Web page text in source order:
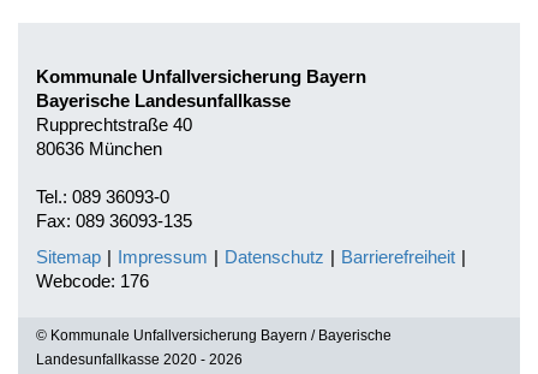
Kommunale Unfallversicherung Bayern
Bayerische Landesunfallkasse
Rupprechtstraße 40
80636 München
Tel.: 089 36093-0
Fax: 089 36093-135
Sitemap | Impressum | Datenschutz | Barrierefreiheit |
Webcode: 176
© Kommunale Unfallversicherung Bayern / Bayerische
Landesunfallkasse 2020 - 2026